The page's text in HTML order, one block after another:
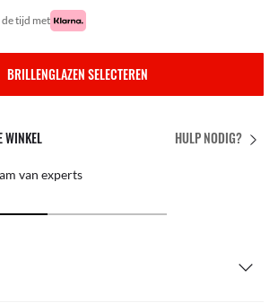
de tijd met
BRILLENGLAZEN SELECTEREN
HULP NODIG?
WINKEL
van experts